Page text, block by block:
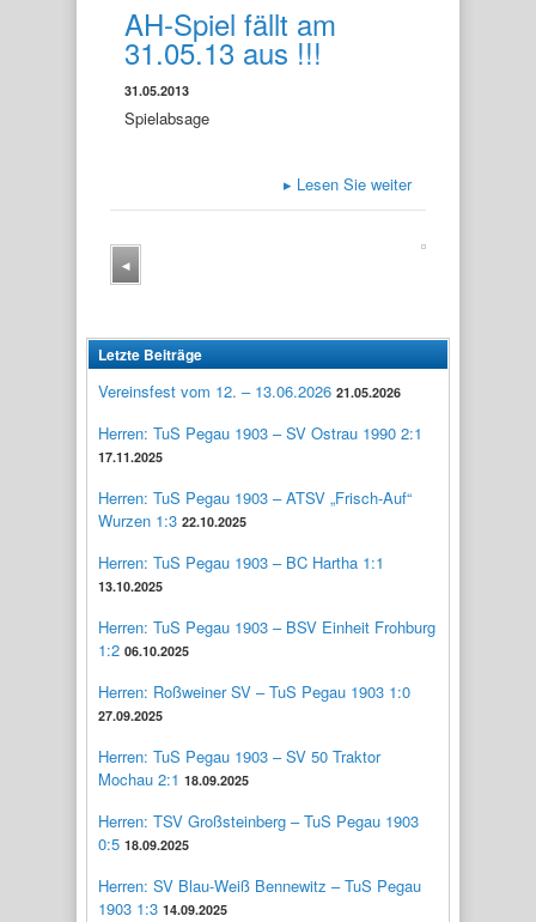
AH-Spiel fällt am
31.05.13 aus !!!
31.05.2013
Spielabsage
▸ Lesen Sie weiter
◂
Letzte Beiträge
Vereinsfest vom 12. – 13.06.2026 21.05.2026
Herren: TuS Pegau 1903 – SV Ostrau 1990 2:1
17.11.2025
Herren: TuS Pegau 1903 – ATSV „Frisch-Auf“
Wurzen 1:3 22.10.2025
Herren: TuS Pegau 1903 – BC Hartha 1:1
13.10.2025
Herren: TuS Pegau 1903 – BSV Einheit Frohburg
1:2 06.10.2025
Herren: Roßweiner SV – TuS Pegau 1903 1:0
27.09.2025
Herren: TuS Pegau 1903 – SV 50 Traktor
Mochau 2:1 18.09.2025
Herren: TSV Großsteinberg – TuS Pegau 1903
0:5 18.09.2025
Herren: SV Blau-Weiß Bennewitz – TuS Pegau
1903 1:3 14.09.2025